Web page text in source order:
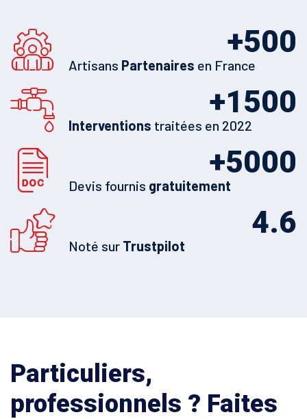
500
+
Artisans Partenaires en France
1500
+
Interventions traitées en 2022
5000
+
Devis fournis gratuitement
4.6
Noté sur Trustpilot
Particuliers,
professionnels ? Faites